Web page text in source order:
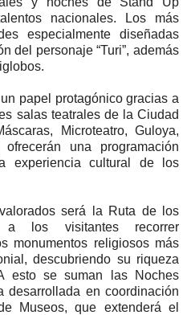
nacionales. Los más
especialmente diseñadas
del personaje “Turi”, además
papel protagónico gracias a
salas teatrales de la Ciudad
Microteatro, Guloya,
una programación
experiencia cultural de los
será la Ruta de los
a los visitantes recorrer
monumentos religiosos más
descubriendo su riqueza
esto se suman las Noches
desarrollada en coordinación
Museos, que extenderá el